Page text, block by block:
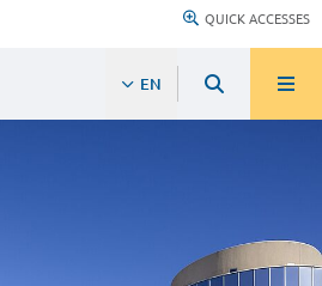
QUICK ACCESSES
EN